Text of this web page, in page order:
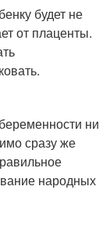
будет не
от плаценты.
ни
сразу же
народных